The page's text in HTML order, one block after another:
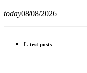
today08/08/2026
Latest posts